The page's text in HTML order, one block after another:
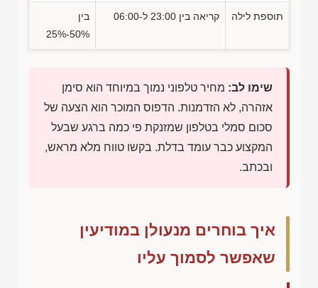
תוספת לילה קריאה בין 23:00 ל-06:00
בין
50%-25%
שימו לב: מחיר טלפוני נמוך במיוחד הוא סימן
אזהרה, לא הזדמנות. הדפוס המוכר הוא הצעה של
סכום סמלי בטלפון שמזנקת פי כמה ברגע שבעל
המקצוע כבר עומד בדלת. בקשו טווח מלא מראש,
ובכתב.
איך בוחרים מנעולן במודיעין
שאפשר לסמוך עליו